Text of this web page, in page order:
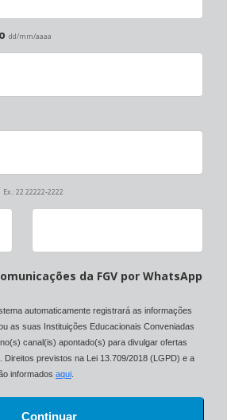
dd/mm/aaaa
Ex.: 22 22222-2222
da FGV por WhatsApp
automaticamente registrará as informações
as suas Instituições Educacionais Conveniadas
canal(is) apontado(s) para divulgar ofertas
Direitos previstos na Lei 13.709/2018 (LGPD) e a
informados aqui
Continuar